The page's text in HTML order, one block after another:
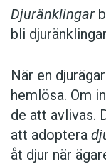
Djuränklingar
bli
När en
hemlösa. Om
de att avlivas.
att adoptera
åt djur när